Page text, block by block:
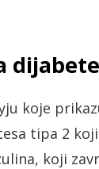
koje
tipa 2
koji